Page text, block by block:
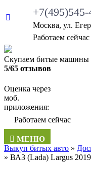
+7(495)545-
Москва, ул.
Работаем сейчас
Скупаем битые машины
5/65 отзывов
Оценка через
моб.
приложения:
Работаем сейчас
МЕНЮ
Выкуп битых авто »
» ВАЗ (Lada) Largus 2019